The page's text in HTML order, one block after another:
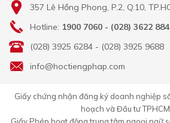
357 Lê Hồng Phong, P.2, Q.10,
Hotline: 1900 7060 - (028) 3622
(028) 3925 6284 - (028) 3925 9688
info@hoctiengphap.com
Giấy chứng nhận đăng ký doanh nghiệp
hoạch và Đầu tư TPHCM
Giấy Phép hoạt động trung tâm ngoại ngữ